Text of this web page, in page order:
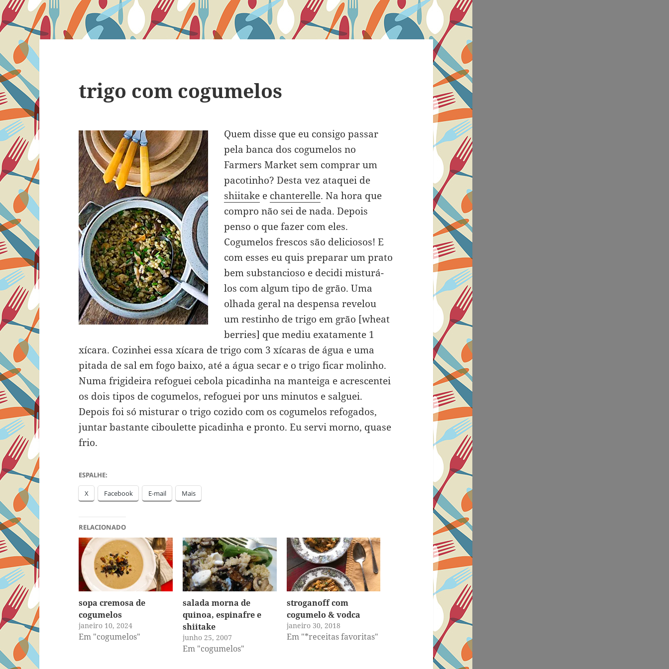
trigo com cogumelos
Quem disse que eu consigo passar
pela banca dos cogumelos no
Farmers Market sem comprar um
pacotinho? Desta vez ataquei de
shiitake e chanterelle. Na hora que
compro não sei de nada. Depois
penso o que fazer com eles.
Cogumelos frescos são deliciosos! E
com esses eu quis preparar um prato
bem substancioso e decidi misturá-
los com algum tipo de grão. Uma
olhada geral na despensa revelou
um restinho de trigo em grão [wheat
berries] que mediu exatamente 1
xícara. Cozinhei essa xícara de trigo com 3 xícaras de água e uma
pitada de sal em fogo baixo, até a água secar e o trigo ficar molinho.
Numa frigideira refoguei cebola picadinha na manteiga e acrescentei
os dois tipos de cogumelos, refoguei por uns minutos e salguei.
Depois foi só misturar o trigo cozido com os cogumelos refogados,
juntar bastante ciboulette picadinha e pronto. Eu servi morno, quase
frio.
ESPALHE:
X Facebook E-mail Mais
RELACIONADO
sopa cremosa de
cogumelos
janeiro 10, 2024
Em "cogumelos"
salada morna de
quinoa, espinafre e
shiitake
junho 25, 2007
Em "cogumelos"
stroganoff com
cogumelo & vodca
janeiro 30, 2018
Em "*receitas favoritas"